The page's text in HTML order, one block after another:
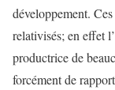
développement.
relativisés; en effet
productrice de
forcément de